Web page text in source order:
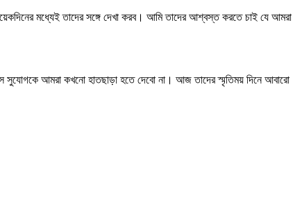
মধ্যেই তাদের সঙ্গে দেখা করব। আমি তাদের আশ্বস্ত করতে চাই যে আমরা
সুযোগকে আমরা কখনো হাতছাড়া হতে দেবো না। আজ তাদের স্মৃতিময় দিনে আবারো